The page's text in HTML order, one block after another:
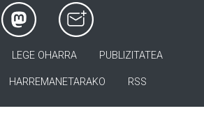
LEGE OHARRA PUBLIZITATEA
HARREMANETARAKO RSS